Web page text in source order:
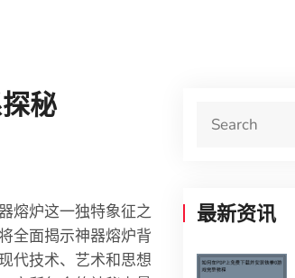
秘
熔炉这一独特象征之
全面揭示神器熔炉背
代技术、艺术和思想
最新资讯